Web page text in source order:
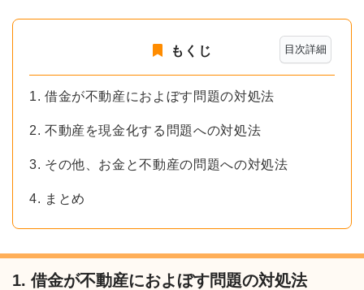
目次詳細
もくじ
1. 借金が不動産におよぼす問題の対処法
2. 不動産を現金化する問題への対処法
3. その他、お金と不動産の問題への対処法
4. まとめ
1. 借金が不動産におよぼす問題の対処法